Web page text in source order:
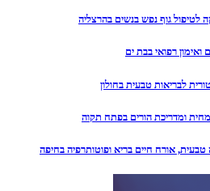
לטיפול גוף נפש בנשים בהרצליה
ואימון רפואי בבת ים
לבריאות טבעית בחולון
ומדריכת הורים בפתח תקוה
טבעית, אורח חיים בריא ופוטותרפיה בחיפה